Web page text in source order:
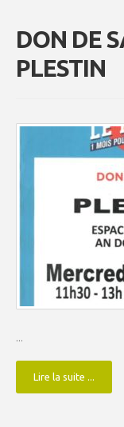
DON DE
PLESTIN
...
Lire la suite ...